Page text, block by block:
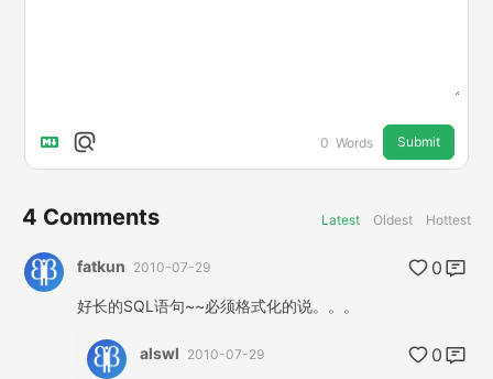
0 Words Submit
4 Comments Latest Oldest Hottest
fatkun 2010-07-29 0
好长的SQL语句~~必须格式化的说。。。
alswl 2010-07-29 0